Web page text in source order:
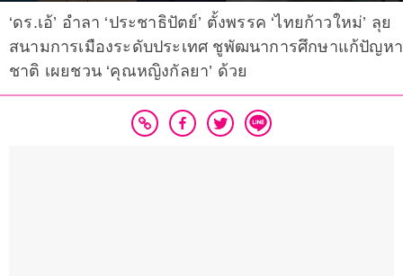
‘ดร.เอ้’ อำลา ‘ประชาธิปัตย์’ ตั้งพรรค ‘ไทยก้าวใหม่’ ลุย
สนามการเมืองระดับประเทศ ชูพัฒนาการศึกษาแก้ปัญหา
ชาติ เผยชวน ‘คุณหญิงกัลยา’ ด้วย